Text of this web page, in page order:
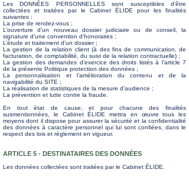
Les DONNÉES PERSONNELLES sont susceptibles d’être
collectées et traitées par le Cabinet ÉLIDE pour les finalités
suivantes :
La prise de rendez-vous ;
L’ouverture d’un nouveau dossier judiciaire ou de conseil, la
signature d’une convention d’honoraires ;
L’étude et traitement d’un dossier ;
La gestion de la relation client (à des fins de communication, de
facturation, de comptabilité, du suivi de la relation contractuelle) ;
La gestion des demandes d’exercice des droits listés à l’article 7
de la présente Politique protection des données ;
La personnalisation et l’amélioration du contenu et de la
navigabilité du SITE ;
La réalisation de statistiques de la mesure d’audience ;
La prévention et lutte contre la fraude.
En tout état de cause, et pour chacune des finalités
susmentionnées, le Cabinet ÉLIDE mettra en œuvre tous les
moyens dont il dispose pour assurer la sécurité et la confidentialité
des données à caractère personnel qui lui sont confiées, dans le
respect des lois et règlement en vigueur.
ARTICLE 5 - DESTINATAIRES DES DONNÉES
Les données collectées sont traitées par le Cabinet ÉLIDE.